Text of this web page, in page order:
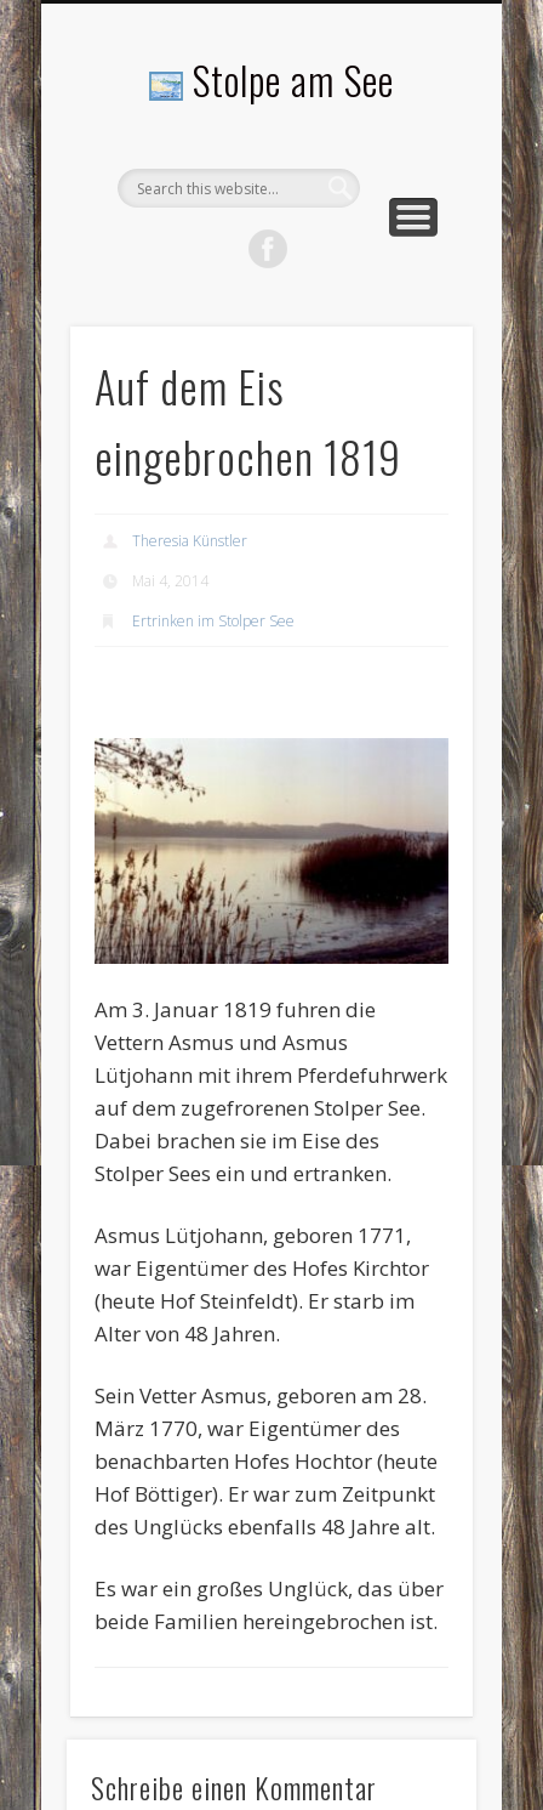
Stolpe am See
Auf dem Eis
eingebrochen 1819
Theresia Künstler
Mai 4, 2014
Ertrinken im Stolper See
Am 3. Januar 1819 fuhren die
Vettern Asmus und Asmus
Lütjohann mit ihrem Pferdefuhrwerk
auf dem zugefrorenen Stolper See.
Dabei brachen sie im Eise des
Stolper Sees ein und ertranken.
Asmus Lütjohann, geboren 1771,
war Eigentümer des Hofes Kirchtor
(heute Hof Steinfeldt). Er starb im
Alter von 48 Jahren.
Sein Vetter Asmus, geboren am 28.
März 1770, war Eigentümer des
benachbarten Hofes Hochtor (heute
Hof Böttiger). Er war zum Zeitpunkt
des Unglücks ebenfalls 48 Jahre alt.
Es war ein großes Unglück, das über
beide Familien hereingebrochen ist.
Schreibe einen Kommentar